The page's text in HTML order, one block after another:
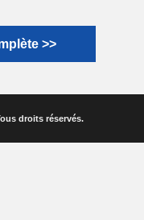
>>
droits réservés.